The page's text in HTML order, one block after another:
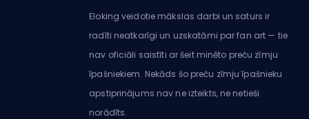
Eloking veidotie mākslas darbi un saturs ir
radīti neatkarīgi un uzskatāmi par fan art — tie
nav oficiāli saistīti ar šeit minēto preču zīmju
īpašniekiem. Nekāds šo preču zīmju īpašnieku
apstiprinājums nav ne izteikts, ne netieši
norādīts.